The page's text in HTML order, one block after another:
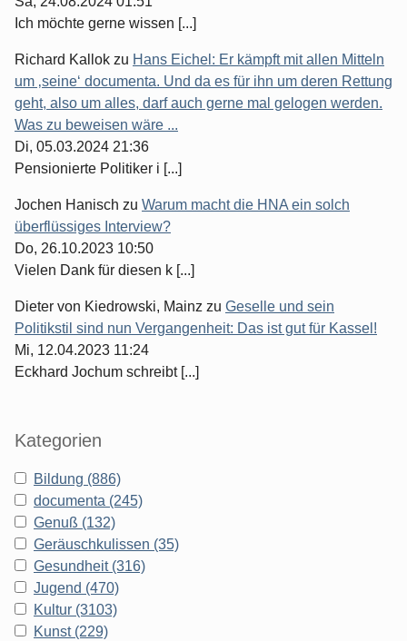
Ich möchte gerne wissen [...]
Richard Kallok zu Hans Eichel: Er kämpft mit allen Mitteln
um ‚seine‘ documenta. Und da es für ihn um deren Rettung
geht, also um alles, darf auch gerne mal gelogen werden.
Was zu beweisen wäre ...
Di, 05.03.2024 21:36
Pensionierte Politiker i [...]
Jochen Hanisch zu Warum macht die HNA ein solch
überflüssiges Interview?
Do, 26.10.2023 10:50
Vielen Dank für diesen k [...]
Dieter von Kiedrowski, Mainz zu Geselle und sein
Politikstil sind nun Vergangenheit: Das ist gut für Kassel!
Mi, 12.04.2023 11:24
Eckhard Jochum schreibt [...]
Kategorien
Bildung (886)
documenta (245)
Genuß (132)
Geräuschkulissen (35)
Gesundheit (316)
Jugend (470)
Kultur (3103)
Kunst (229)